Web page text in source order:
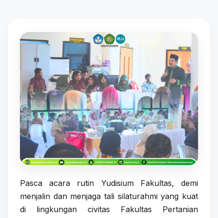
Pasca acara rutin Yudisium Fakultas, demi
menjalin dan menjaga tali silaturahmi yang kuat
di lingkungan civitas Fakultas Pertanian